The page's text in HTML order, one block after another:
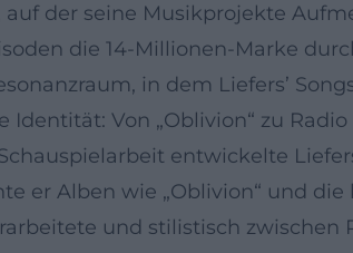
auf der seine Musikprojekte
die 14-Millionen-Marke
in dem Liefers’
Identität: Von „Oblivion“ zu Radio
entwickelte
er Alben wie „Oblivion“ und
und stilistisch